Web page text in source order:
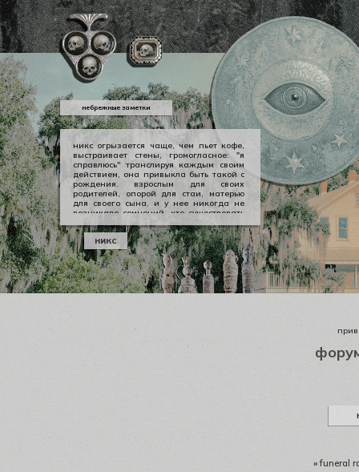
никс огрызается чаще, чем пьет кофе,
выстраивает стены, громогласное: "я
справлюсь" транслируя каждым своим
действием, она привыкла быть такой с
рождения. взрослым для своих
родителей, опорой для стаи, матерью
для своего сына, и у нее никогда не
возникало сомнений, что существовать
можно в принципе своем как-то иначе.
у никс опора — она сама, даже если
уже давно изломанная, совершенно
ненадежная, но помощи она просит
тогда, когда не остается уже выбора.
никс
небрежные заметки
»funeral